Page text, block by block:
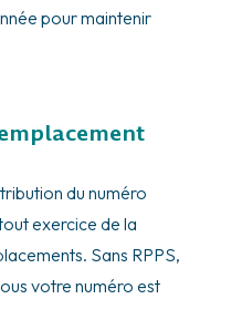
pour maintenir
du numéro
exercice de la
Sans RPPS,
votre numéro est